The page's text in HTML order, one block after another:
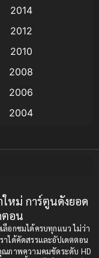
2014
2012
2010
2008
2006
2004
1996
1992
1990
หม่ การ์ตูนดังยอด
ตอน
อกชมได้ครบทุกแนว ไม่ว่า
าได้คัดสรรและอัปเดตตอน
ณภาพความคมชัดระดับ HD